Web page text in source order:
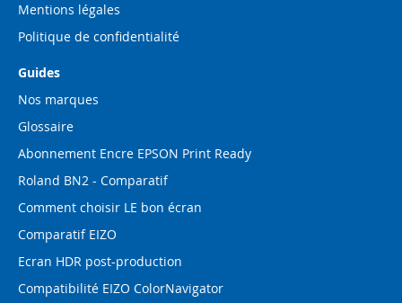
Mentions légales
Politique de confidentialité
Guides
Nos marques
Glossaire
Abonnement Encre EPSON Print Ready
Roland BN2 - Comparatif
Comment choisir LE bon écran
Comparatif EIZO
Ecran HDR post-production
Compatibilité EIZO ColorNavigator